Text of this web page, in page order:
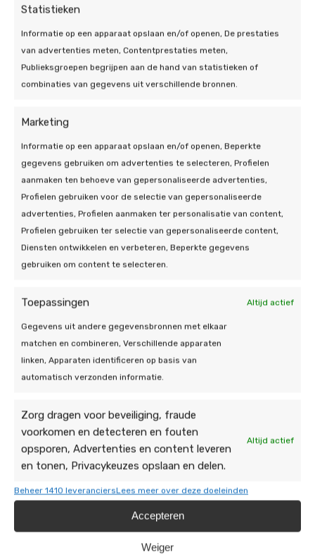
Statistieken
Informatie op een apparaat opslaan en/of openen, De prestaties
van advertenties meten, Contentprestaties meten,
Publieksgroepen begrijpen aan de hand van statistieken of
combinaties van gegevens uit verschillende bronnen.
Marketing
Informatie op een apparaat opslaan en/of openen, Beperkte
gegevens gebruiken om advertenties te selecteren, Profielen
aanmaken ten behoeve van gepersonaliseerde advertenties,
Profielen gebruiken voor de selectie van gepersonaliseerde
advertenties, Profielen aanmaken ter personalisatie van content,
Profielen gebruiken ter selectie van gepersonaliseerde content,
Diensten ontwikkelen en verbeteren, Beperkte gegevens
gebruiken om content te selecteren.
Toepassingen Altijd actief
Gegevens uit andere gegevensbronnen met elkaar
matchen en combineren, Verschillende apparaten
linken, Apparaten identificeren op basis van
automatisch verzonden informatie.
Zorg dragen voor beveiliging, fraude
voorkomen en detecteren en fouten
opsporen, Advertenties en content leveren
en tonen, Privacykeuzes opslaan en delen.
Altijd actief
Beheer 1410 leveranciersLees meer over deze doeleinden
Accepteren
Weiger
Wat dacht u dan van
Het verschilt dus per woning hoeveel zonnepanelen
voor een warmtepomp nodig zijn. Verdiep u dus
goed in uw eigen energieverbruik en de soorten
u meer over de werking van een warmtepomp
bijdragen aan een duurzamere toekomst. Succes!
Lees ook:hoeveel zonnepanelen voor een
elektrische auto zijn er nodig?
Benieuwd naar subisidies en regelgeving voor uw
situatie? Bekijk onderstaande tool!